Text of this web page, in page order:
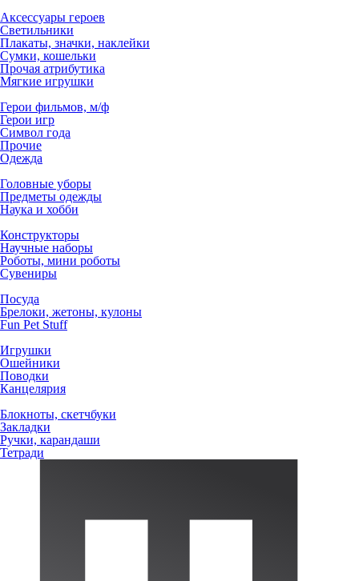
Аксессуары героев
Светильники
Плакаты, значки, наклейки
Сумки, кошельки
Прочая атрибутика
Мягкие игрушки
Герои фильмов, м/ф
Герои игр
Символ года
Прочие
Одежда
Головные уборы
Предметы одежды
Наука и хобби
Конструкторы
Научные наборы
Роботы, мини роботы
Сувениры
Посуда
Брелоки, жетоны, кулоны
Fun Pet Stuff
Игрушки
Ошейники
Поводки
Канцелярия
Блокноты, скетчбуки
Закладки
Ручки, карандаши
Тетради